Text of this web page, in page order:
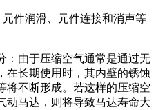
件润滑、元件连接和消声等
：由于压缩空气通常是通过无
在长期使用时，其内壁的锈蚀
将不断形成。若这样的压缩空
动马达，则将导致马达寿命大